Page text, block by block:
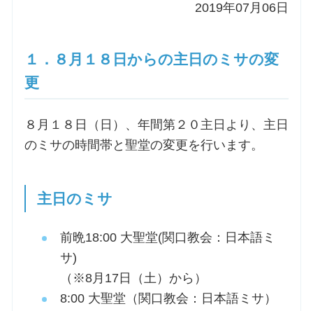
シスター中島の講座
教区カテキスタの講座
オルガンメディテーション
交通・アクセス
2019年07月06日
１．８月１８日からの主日のミサの変
更
８月１８日（日）、年間第２０主日より、主日
のミサの時間帯と聖堂の変更を行います。
主日のミサ
前晩18:00 大聖堂(関口教会：日本語ミ
サ)
（※8月17日（土）から）
8:00 大聖堂（関口教会：日本語ミサ）